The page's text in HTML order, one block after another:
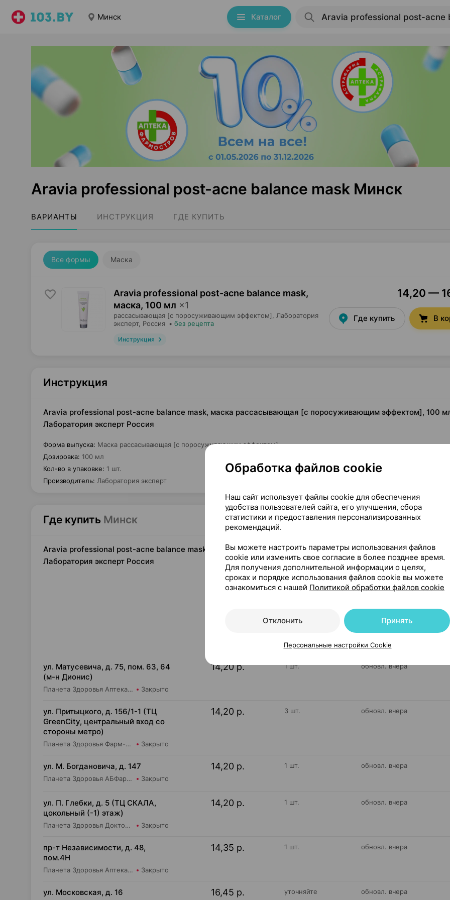
Минск Каталог
Aravia professional post-acne balance mask Минск
ВАРИАНТЫ ИНСТРУКЦИЯ ГДЕ КУПИТЬ
Все формы Маска
Aravia professional post-acne balance mask,
маска, 100 мл ×1
рассасывающая [с поросуживающим эффектом],
Лаборатория
эксперт, Россия • без рецепта
Инструкция
14,20 —
Где купить В
Инструкция
Aravia professional post-acne balance mask, маска рассасывающая [с поросуживающим эффектом], 100
Лаборатория эксперт Россия
Форма выпуска: Маска рассасывающая [с поросуживающим эффектом]
Дозировка: 100 мл
Кол-во в упаковке: 1 шт.
Производитель: Лаборатория эксперт
Где купить Минск
Aravia professional post-acne balance mask, маска рассасывающая [с поросуживающим эффектом], 100
Лаборатория эксперт Россия
ул. Матусевича, д. 75, пом. 63, 64
(м-н Дионис)
Планета Здоровья Аптека №28 ООО Аптека №4 Закрыто
14,20 р. 1 шт. обновл. вчера
ул. Притыцкого, д. 156/1-1 (ТЦ
GreenCity, центральный вход со
стороны метро)
Планета Здоровья Фарм-Продукт ОДО Аптека №23 Закрыто
14,20 р. 3 шт. обновл. вчера
ул. М. Богдановича, д. 147
Планета Здоровья АБФармация ИООО Косметический магазин №4 Закрыто
14,20 р. 1 шт. обновл. вчера
ул. П. Глебки, д. 5 (ТЦ СКАЛА,
цокольный (-1) этаж)
Планета Здоровья Доктор Время ООО Аптека №50 Закрыто
14,20 р. 1 шт. обновл. вчера
пр-т Независимости, д. 48,
пом.4Н
Планета Здоровья Аптека №28 ООО Аптека №1 Закрыто
14,35 р. 1 шт. обновл. вчера
ул. Московская, д. 16 16,45 р. уточняйте обновл. вчера
Обработка файлов cookie
Наш сайт использует файлы cookie для обеспечения
удобства пользователей сайта, его улучшения, сбора
статистики и предоставления персонализированных
рекомендаций.
Вы можете настроить параметры использования файлов
cookie или изменить свое согласие в более позднее время.
Для получения дополнительной информации о целях,
сроках и порядке использования файлов cookie вы можете
ознакомиться с нашей Политикой обработки файлов cookie
Отклонить Принять
Персональные настройки Cookie